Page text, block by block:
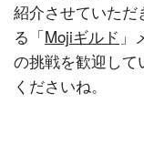
紹介させていた
る「Mojiギルド
の挑戦を歓迎して
くださいね。